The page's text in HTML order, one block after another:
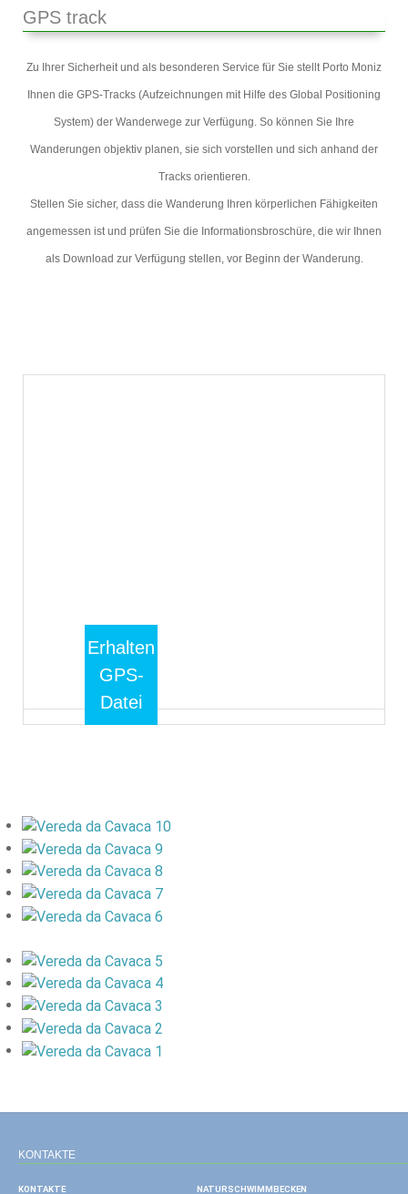
GPS track
Zu Ihrer Sicherheit und als besonderen Service für Sie stellt Porto Moniz
Ihnen die GPS-Tracks (Aufzeichnungen mit Hilfe des Global Positioning
System) der Wanderwege zur Verfügung. So können Sie Ihre
Wanderungen objektiv planen, sie sich vorstellen und sich anhand der
Tracks orientieren.
Stellen Sie sicher, dass die Wanderung Ihren körperlichen Fähigkeiten
angemessen ist und prüfen Sie die Informationsbroschüre, die wir Ihnen
als Download zur Verfügung stellen, vor Beginn der Wanderung.
Erhalten
GPS-
Datei
KONTAKTE
KONTAKTE NATURSCHWIMMBECKEN